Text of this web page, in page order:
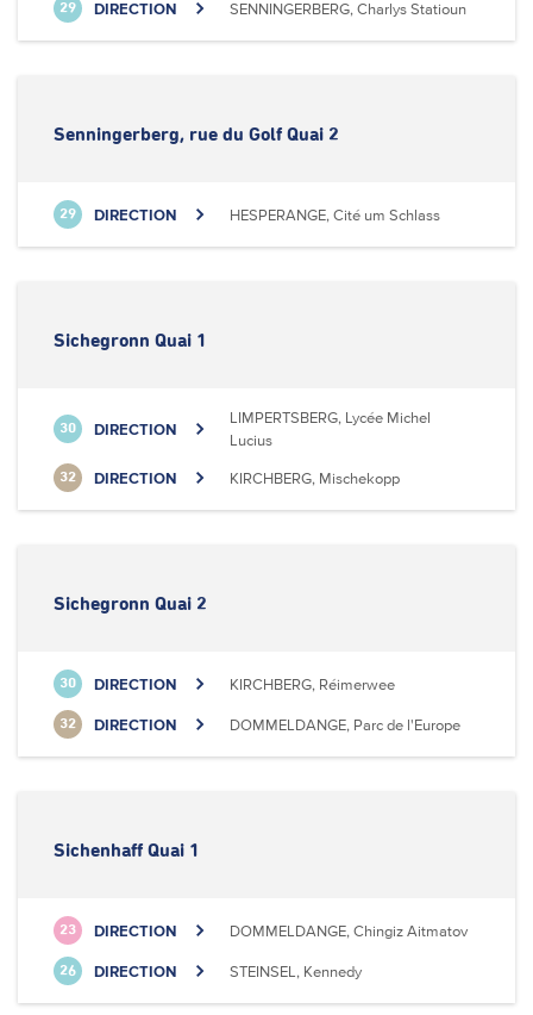
29 DIRECTION SENNINGERBERG, Charlys Statioun
Senningerberg, rue du Golf Quai 2
29 DIRECTION HESPERANGE, Cité um Schlass
Sichegronn Quai 1
30 DIRECTION
LIMPERTSBERG, Lycée Michel
Lucius
32 DIRECTION KIRCHBERG, Mischekopp
Sichegronn Quai 2
30 DIRECTION KIRCHBERG, Réimerwee
32 DIRECTION DOMMELDANGE, Parc de l'Europe
Sichenhaff Quai 1
23 DIRECTION DOMMELDANGE, Chingiz Aitmatov
26 DIRECTION STEINSEL, Kennedy